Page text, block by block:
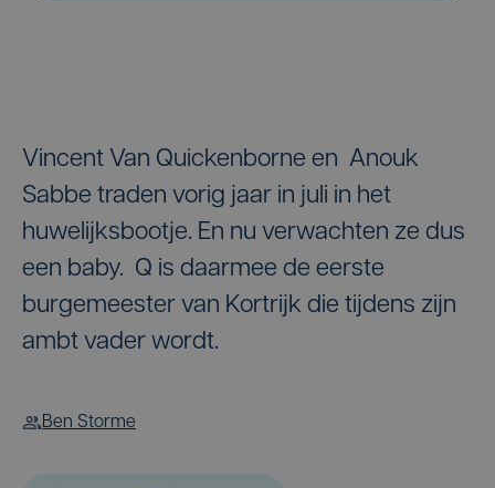
Vincent Van Quickenborne en Anouk
Sabbe traden vorig jaar in juli in het
huwelijksbootje. En nu verwachten ze dus
een baby. Q is daarmee de eerste
burgemeester van Kortrijk die tijdens zijn
ambt vader wordt.
Ben Storme